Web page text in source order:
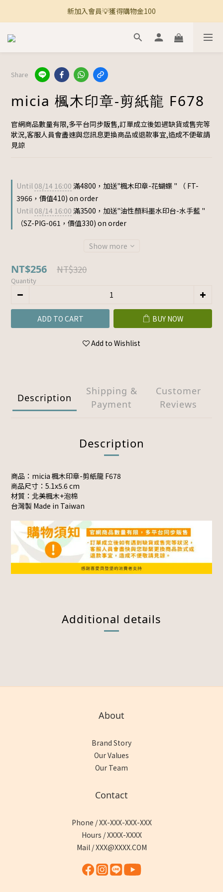
🚚 全館滿800免運 🚚
新加入會員💡獲得購物金100
🚚 全館滿800免運 🚚
Share
micia 楓木印章-剪紙龍 F678
官網商品數量有限,多平台同步販售,訂單成立後如遇缺貨或售完等
狀況,客服人員會盡速與您訊息更換商品或退款事宜,造成不便敬請
見諒
Until 08/14 16:00 滿4800，加送"楓木印章-花蝴蝶 " （ FT-
3966，價值410) on order
Until 08/14 16:00 滿3500，加送"油性顏料墨水印台-水手藍 "
（SZ-PIG-061，價值330) on order
Show more
NT$256 NT$320
Quantity
ADD TO CART BUY NOW
Add to Wishlist
Description
Shipping &
Payment
Customer
Reviews
Description
商品：micia 楓木印章-剪紙龍 F678
商品尺寸：5.1x5.6 cm
材質：北美楓木+泡棉
台灣製 Made in Taiwan
Additional details
About
Brand Story
Our Values
Our Team
Contact
Phone / XX-XXX-XXX-XXX
Hours / XXXX-XXXX
Mail / XXX@XXXX.COM